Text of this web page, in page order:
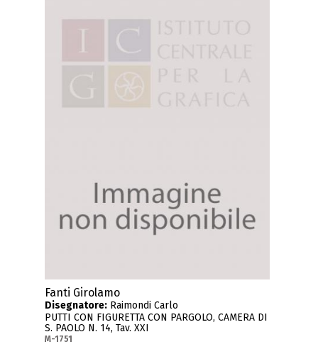
Fanti Girolamo
Disegnatore: Raimondi Carlo
PUTTI CON FIGURETTA CON PARGOLO, CAMERA DI
S. PAOLO N. 14, Tav. XXI
M-1751